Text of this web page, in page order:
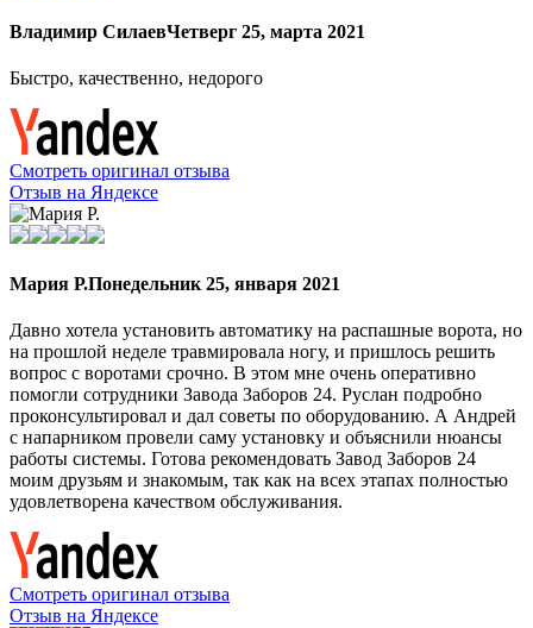
Владимир СилаевЧетверг 25, марта 2021
Быстро, качественно, недорого
Смотреть оригинал отзыва
Отзыв на Яндексе
Мария Р.Понедельник 25, января 2021
Давно хотела установить автоматику на распашные ворота, но
на прошлой неделе травмировала ногу, и пришлось решить
вопрос с воротами срочно. В этом мне очень оперативно
помогли сотрудники Завода Заборов 24. Руслан подробно
проконсультировал и дал советы по оборудованию. А Андрей
с напарником провели саму установку и объяснили нюансы
работы системы. Готова рекомендовать Завод Заборов 24
моим друзьям и знакомым, так как на всех этапах полностью
удовлетворена качеством обслуживания.
Смотреть оригинал отзыва
Отзыв на Яндексе